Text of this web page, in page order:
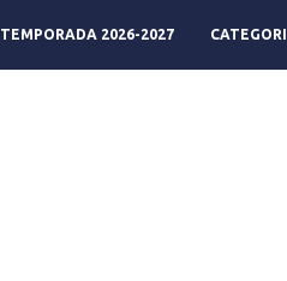
TEMPORADA 2026-2027